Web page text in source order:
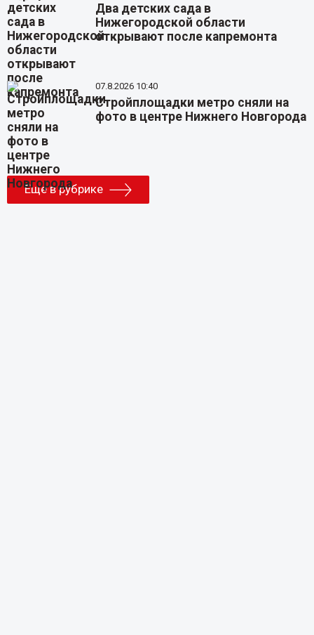
Два детских сада в
Нижегородской области
открывают после капремонта
07.8.2026 10:40
Стройплощадки метро сняли на
фото в центре Нижнего Новгорода
Еще в рубрике